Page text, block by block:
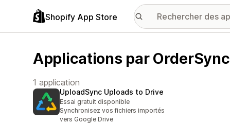
Shopify App Store
Applications par OrderSync
1 application
UploadSync Uploads to Drive
Essai gratuit disponible
Synchronisez vos fichiers importés
vers Google Drive